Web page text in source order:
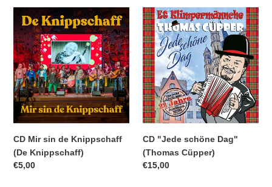
Mir
sin
de
Knippschaff
(De
Knippschaff)
CD Mir sin de Knippschaff
(De Knippschaff)
Normaler
€5,00
CD
"Jede
schöne
Dag"
(Thomas
Cüpper)
CD "Jede schöne Dag"
(Thomas Cüpper)
Normaler
€15,00